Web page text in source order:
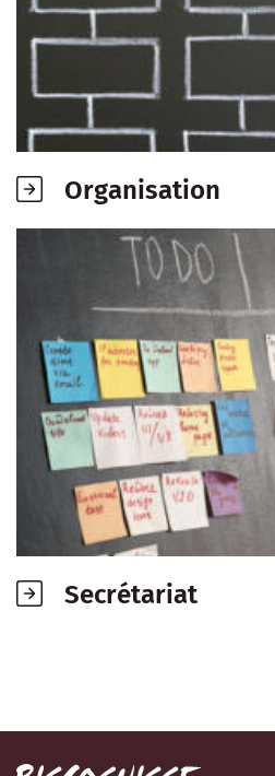
Organisation
Secrétariat